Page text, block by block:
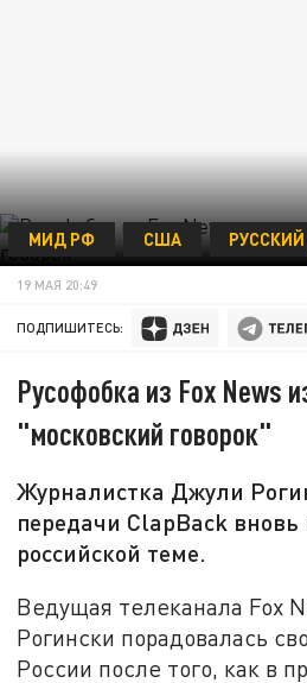
МИД РФ США
19 МАЯ 20:49
ПОДПИШИТЕСЬ:
Русофобка из Fox News
"московский говорок"
Журналистка Джули
передачи ClapBack вновь
российской теме.
Ведущая телеканала Fox
Рогински порадовалась
России после того, как в